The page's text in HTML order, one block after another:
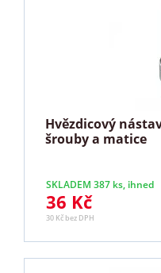
Hvězdicový
šrouby a matice
SKLADEM 387 ks, ihned
36 Kč
30 Kč bez DPH